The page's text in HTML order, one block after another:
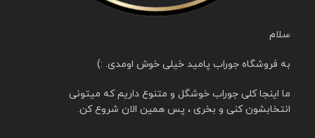
سلام
به فروشگاه جوراب پامید خیلی خوش اومدی. :)
ما اینجا کلی جوراب خوشگل و متنوع داریم که میتونی
انتخابشون کنی و بخری ، پس همین الان شروع کن.